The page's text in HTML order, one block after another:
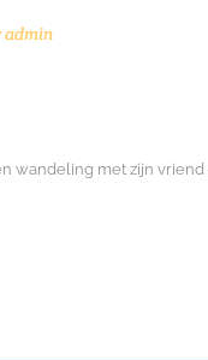
admin
wandeling met zijn